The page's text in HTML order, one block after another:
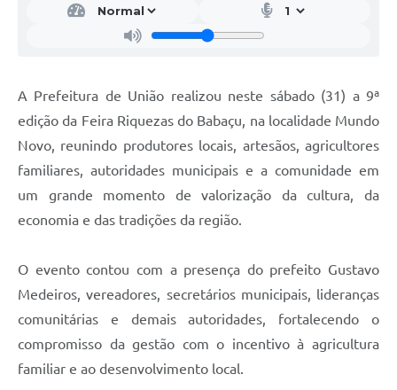
A Prefeitura de União realizou neste sábado (31) a 9ª
edição da Feira Riquezas do Babaçu, na localidade Mundo
Novo, reunindo produtores locais, artesãos, agricultores
familiares, autoridades municipais e a comunidade em
um grande momento de valorização da cultura, da
economia e das tradições da região.
O evento contou com a presença do prefeito Gustavo
Medeiros, vereadores, secretários municipais, lideranças
comunitárias e demais autoridades, fortalecendo o
compromisso da gestão com o incentivo à agricultura
familiar e ao desenvolvimento local.